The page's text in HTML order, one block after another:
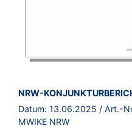
BROSCHÜRE:
NRW-
Datum: 13.06.2025 / Art.-
MWIKE NRW